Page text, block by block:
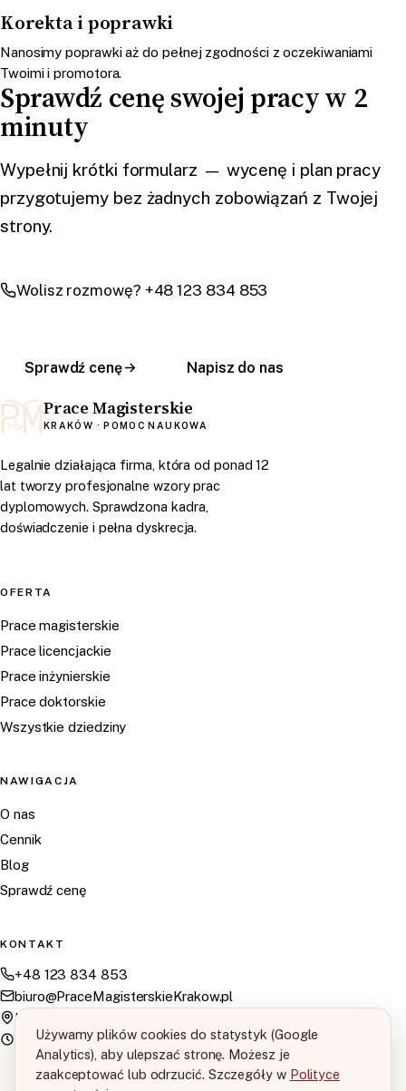
Korekta i poprawki
Nanosimy poprawki aż do pełnej zgodności z oczekiwaniami
Twoimi i promotora.
Sprawdź cenę swojej pracy w 2
minuty
Wypełnij krótki formularz — wycenę i plan pracy
przygotujemy bez żadnych zobowiązań z Twojej
strony.
Wolisz rozmowę? +48 123 834 853
Sprawdź cenę Napisz do nas
Prace Magisterskie
KRAKÓW · POMOC NAUKOWA
Legalnie działająca firma, która od ponad 12
lat tworzy profesjonalne wzory prac
dyplomowych. Sprawdzona kadra,
doświadczenie i pełna dyskrecja.
OFERTA
Prace magisterskie
Prace licencjackie
Prace inżynierskie
Prace doktorskie
Wszystkie dziedziny
NAWIGACJA
O nas
Cennik
Blog
Sprawdź cenę
KONTAKT
+48 123 834 853
biuro@PraceMagisterskieKrakow.pl
Kraków i cała Polska
Pon–Sob: 9:00 – 20:00
Używamy plików cookies do statystyk (Google
Analytics), aby ulepszać stronę. Możesz je
zaakceptować lub odrzucić. Szczegóły w Polityce